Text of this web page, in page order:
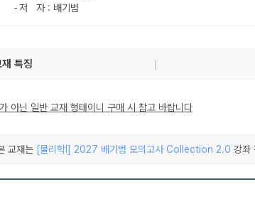
저 자 : 배기범
특징
아닌 일반 교재 형태이니 구매 시 참고 바랍니다
교재는 [물리학I] 2027 배기범 모의고사 Collection 2.0 강좌